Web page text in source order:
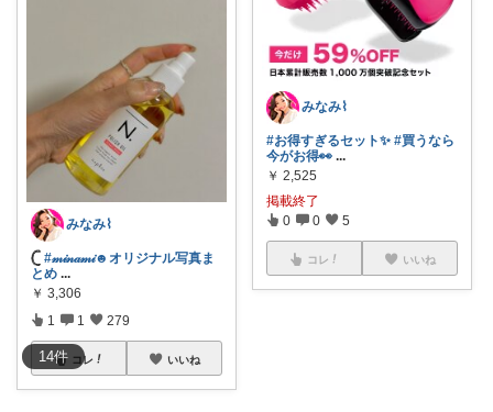
14件
みなみ⌇
𓊆 #𝓂𝒾𝓃𝒶𝓂𝒾☻オリジナル写真ま
とめ ...
￥ 3,306
1 1 279
コレ いいね
みなみ⌇
#お得すぎるセット✨ #買うなら
今がお得👀 ...
￥ 2,525
掲載終了
0 0 5
コレ いいね